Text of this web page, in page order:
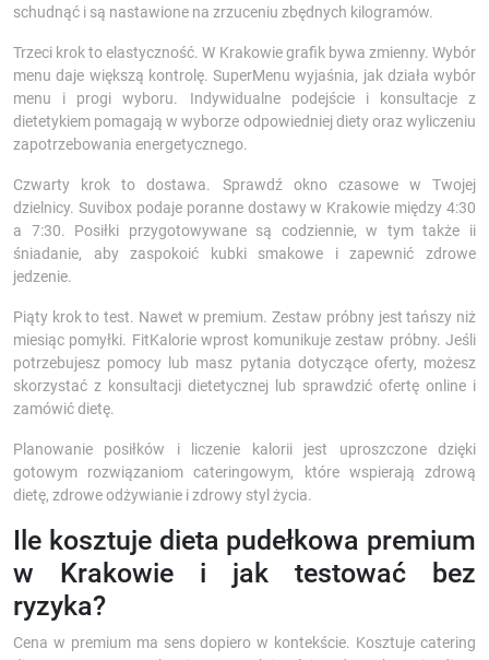
schudnąć i są nastawione na zrzuceniu zbędnych kilogramów.
Trzeci krok to elastyczność. W Krakowie grafik bywa zmienny. Wybór
menu daje większą kontrolę. SuperMenu wyjaśnia, jak działa wybór
menu i progi wyboru. Indywidualne podejście i konsultacje z
dietetykiem pomagają w wyborze odpowiedniej diety oraz wyliczeniu
zapotrzebowania energetycznego.
Czwarty krok to dostawa. Sprawdź okno czasowe w Twojej
dzielnicy. Suvibox podaje poranne dostawy w Krakowie między 4:30
a 7:30. Posiłki przygotowywane są codziennie, w tym także ii
śniadanie, aby zaspokoić kubki smakowe i zapewnić zdrowe
jedzenie.
Piąty krok to test. Nawet w premium. Zestaw próbny jest tańszy niż
miesiąc pomyłki. FitKalorie wprost komunikuje zestaw próbny. Jeśli
potrzebujesz pomocy lub masz pytania dotyczące oferty, możesz
skorzystać z konsultacji dietetycznej lub sprawdzić ofertę online i
zamówić dietę.
Planowanie posiłków i liczenie kalorii jest uproszczone dzięki
gotowym rozwiązaniom cateringowym, które wspierają zdrową
dietę, zdrowe odżywianie i zdrowy styl życia.
Ile kosztuje dieta pudełkowa premium
w Krakowie i jak testować bez
ryzyka?
Cena w premium ma sens dopiero w kontekście. Kosztuje catering